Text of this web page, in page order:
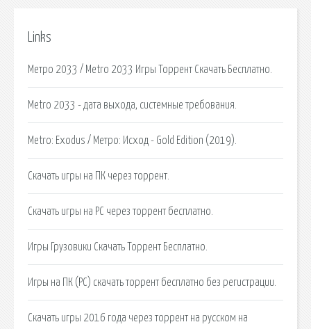
Links
Метро 2033 / Metro 2033 Игры Торрент Скачать Бесплатно.
Metro 2033 - дата выхода, системные требования.
Metro: Exodus / Метро: Исход - Gold Edition (2019).
Скачать игры на ПК через торрент.
Скачать игры на PC через торрент бесплатно.
Игры Грузовики Скачать Торрент Бесплатно.
Игры на ПК (PC) скачать торрент бесплатно без регистрации.
Скачать игры 2016 года через торрент на русском на